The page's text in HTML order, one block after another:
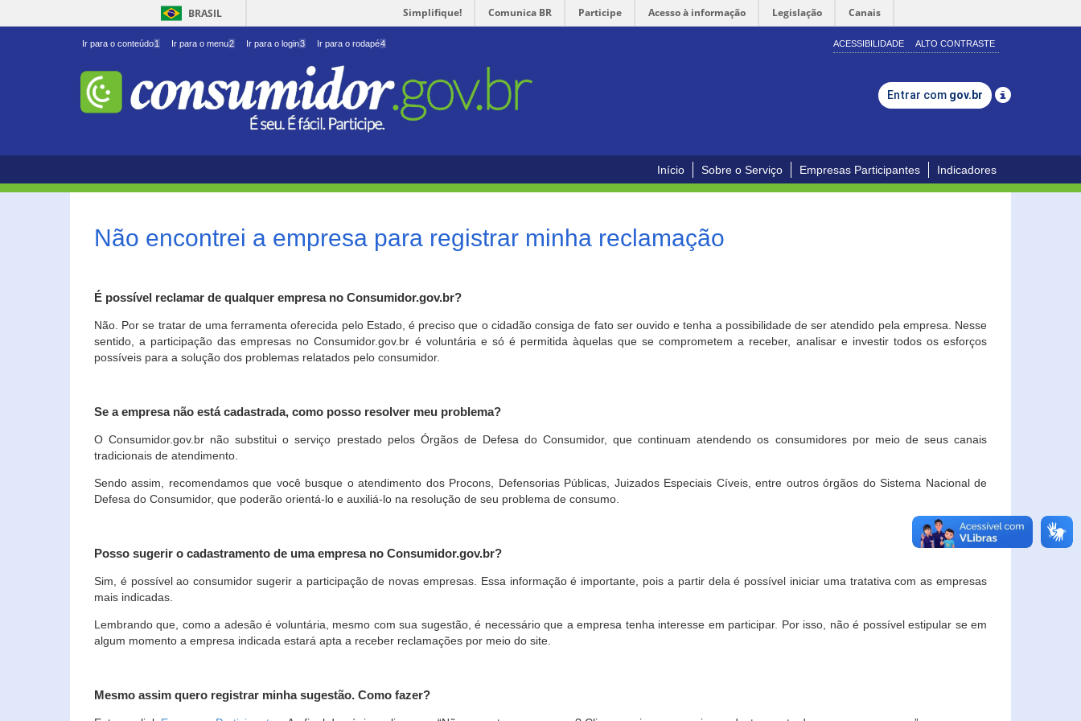
BRASIL Simplifique! Comunica BR Participe Acesso à informação Legislação Canais
Ir para o conteúdo1 Ir para o menu2 Ir para o login3 Ir para o rodapé4 ACESSIBILIDADE ALTO CONTRASTE
Entrar com gov.br
Início Sobre o Serviço Empresas Participantes Indicadores
Não encontrei a empresa para registrar minha reclamação
É possível reclamar de qualquer empresa no Consumidor.gov.br?
Não. Por se tratar de uma ferramenta oferecida pelo Estado, é preciso que o cidadão consiga de fato ser ouvido e tenha a possibilidade de ser atendido pela empresa. Nesse
sentido, a participação das empresas no Consumidor.gov.br é voluntária e só é permitida àquelas que se comprometem a receber, analisar e investir todos os esforços
possíveis para a solução dos problemas relatados pelo consumidor.
Se a empresa não está cadastrada, como posso resolver meu problema?
O Consumidor.gov.br não substitui o serviço prestado pelos Órgãos de Defesa do Consumidor, que continuam atendendo os consumidores por meio de seus canais
tradicionais de atendimento.
Sendo assim, recomendamos que você busque o atendimento dos Procons, Defensorias Públicas, Juizados Especiais Cíveis, entre outros órgãos do Sistema Nacional de
Defesa do Consumidor, que poderão orientá-lo e auxiliá-lo na resolução de seu problema de consumo.
Posso sugerir o cadastramento de uma empresa no Consumidor.gov.br?
Sim, é possível ao consumidor sugerir a participação de novas empresas. Essa informação é importante, pois a partir dela é possível iniciar uma tratativa com as empresas
mais indicadas.
Lembrando que, como a adesão é voluntária, mesmo com sua sugestão, é necessário que a empresa tenha interesse em participar. Por isso, não é possível estipular se em
algum momento a empresa indicada estará apta a receber reclamações por meio do site.
Mesmo assim quero registrar minha sugestão. Como fazer?